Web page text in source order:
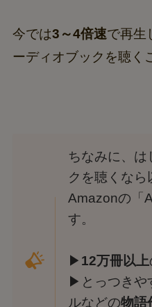
今では3～4倍速で再生
ーディオブックを聴く
ちなみに、は
クを聴くなら
Amazonの「
す。
▶ 12万冊以上
▶とっつきや
ルなどの物語